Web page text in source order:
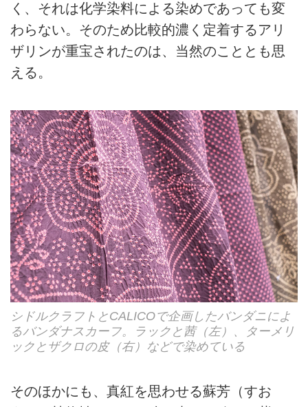
く、それは化学染料による染めであっても変
わらない。そのため比較的濃く定着するアリ
ザリンが重宝されたのは、当然のこととも思
える。
シドルクラフトとCALICOで企画したバンダニによ
るバンダナスカーフ。ラックと茜（左）、ターメリ
ックとザクロの皮（右）などで染めている
そのほかにも、真紅を思わせる蘇芳（すお